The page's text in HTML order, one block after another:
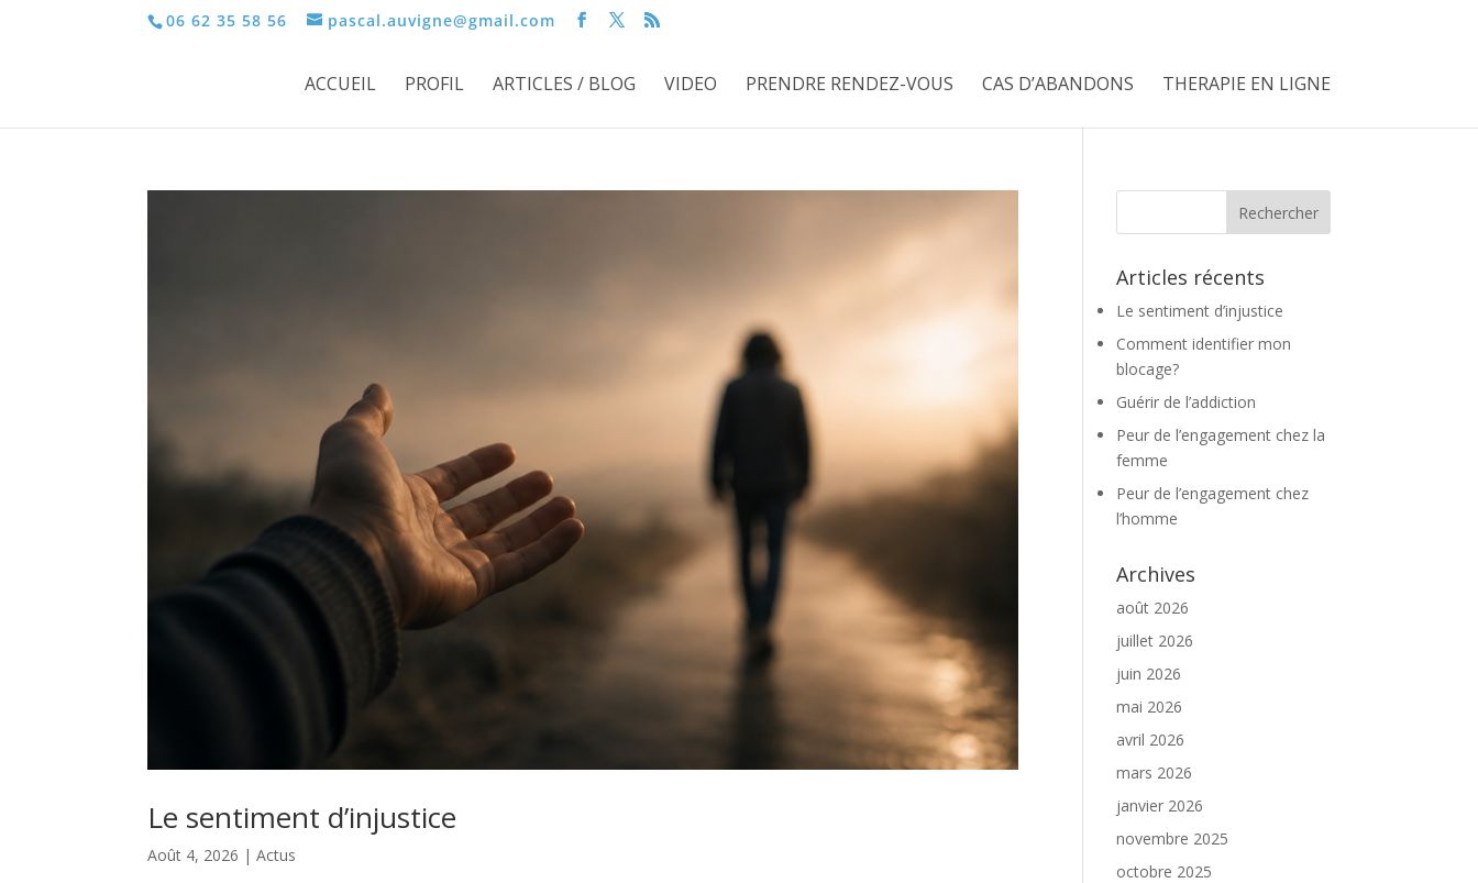
06 62 35 58 56 pascal.auvigne@gmail.com
ACCUEIL PROFIL ARTICLES / BLOG VIDEO PRENDRE RENDEZ-VOUS CAS D’ABANDONS THERAPIE EN LIGNE
Le sentiment d’injustice
Août 4, 2026 |Actus
Articles récents
Le sentiment d’injustice
Comment identifier mon
blocage?
Guérir de l’addiction
Peur de l’engagement chez la
femme
Peur de l’engagement chez
l’homme
Archives
août 2026
juillet 2026
juin 2026
mai 2026
avril 2026
mars 2026
janvier 2026
novembre 2025
octobre 2025